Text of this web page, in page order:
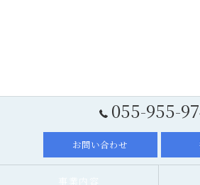
055-955-
お問い合わせ